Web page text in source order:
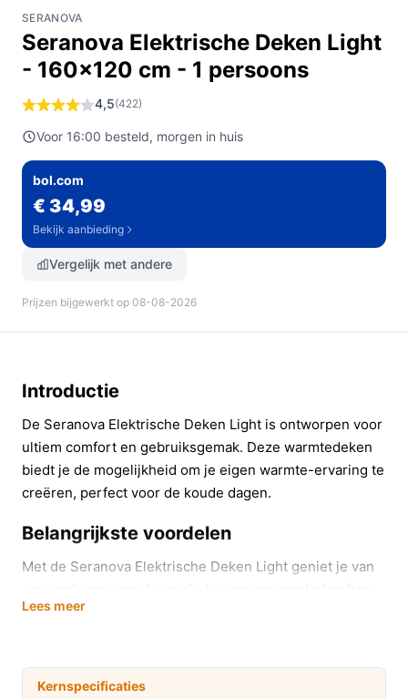
SERANOVA
Seranova Elektrische Deken Light
- 160x120 cm - 1 persoons
4,5(422)
Voor 16:00 besteld, morgen in huis
bol.com
€ 34,99
Bekijk aanbieding
Vergelijk met andere
Prijzen bijgewerkt op 08-08-2026
Introductie
De Seranova Elektrische Deken Light is ontworpen voor
ultiem comfort en gebruiksgemak. Deze warmtedeken
biedt je de mogelijkheid om je eigen warmte-ervaring te
creëren, perfect voor de koude dagen.
Belangrijkste voordelen
Met de Seranova Elektrische Deken Light geniet je van
direct vervullen.
juiste temperatuur voor jouw situatie, of je nu snel
wilt opwarmen of een zachte warmte wilt ervaren.
Lees meer
Kernspecificaties